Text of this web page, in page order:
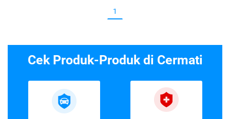
1
Cek Produk-Produk di Cermati